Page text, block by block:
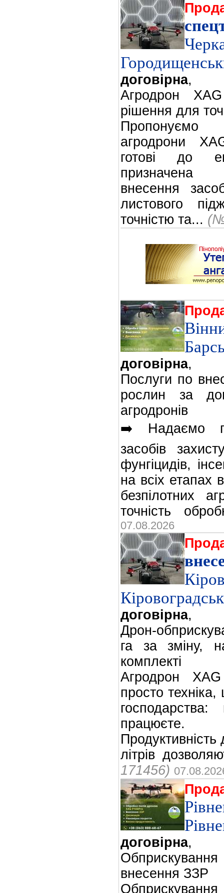
договірна,
Агродрон
рішення для
агродрони
готові до
призначена
внесення
листового
точністю та...
договірна,
Послуги по
рослин за
агродронів
➡️ Надаємо
засобів
фунгіцидів,
на всіх етапах
безпілотних
точність
07.08.2026
договірна,
Дрон-
га за зміну,
комплекті
Агродрон
просто
господарства:
Продуктивність
літрів
171456)
договірна,
внесення ЗЗР